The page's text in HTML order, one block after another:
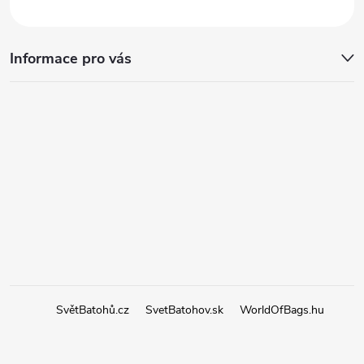
Informace pro vás
SvětBatohů.cz SvetBatohov.sk WorldOfBags.hu